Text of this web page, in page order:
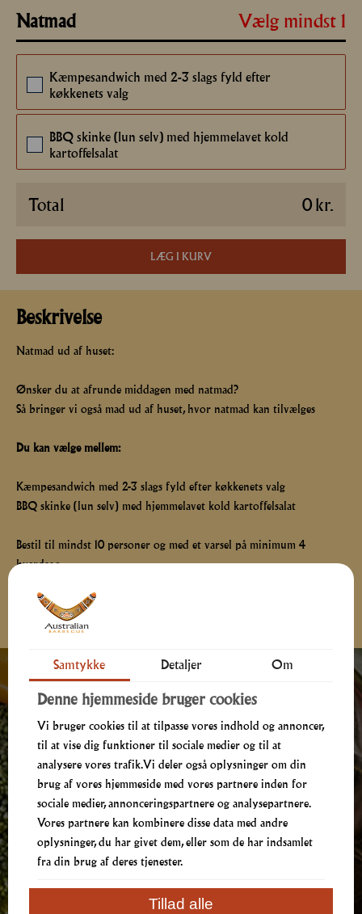
Natmad Vælg mindst 1
Kæmpesandwich med 2-3 slags fyld efter
køkkenets valg
BBQ skinke (lun selv) med hjemmelavet kold
kartoffelsalat
Total 0 kr.
LÆG I KURV
Beskrivelse
Natmad ud af huset:
Ønsker du at afrunde middagen med natmad?
Så bringer vi også mad ud af huset, hvor natmad kan tilvælges
Du kan vælge mellem:
Kæmpesandwich med 2-3 slags fyld efter køkkenets valg
BBQ skinke (lun selv) med hjemmelavet kold kartoffelsalat
Bestil til mindst 10 personer og med et varsel på minimum 4
hverdage.
Ønsker du at bestille telefonisk eller har du spørgsmål, kan du ringe
til os på70107017
Samtykke Detaljer Om
Denne hjemmeside bruger cookies
Vi bruger cookies til at tilpasse vores indhold og annoncer,
til at vise dig funktioner til sociale medier og til at
analysere vores trafik. Vi deler også oplysninger om din
brug af vores hjemmeside med vores partnere inden for
sociale medier, annonceringspartnere og analysepartnere.
Vores partnere kan kombinere disse data med andre
oplysninger, du har givet dem, eller som de har indsamlet
fra din brug af deres tjenester.
Tillad alle